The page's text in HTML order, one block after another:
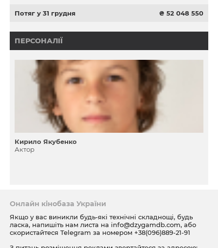
Потяг у 31 грудня ₴ 52 048 550
ПЕРСОНАЛІЇ
Кирило Якубенко
Актор
Онлайн кінобаза України
Якщо у вас виникли будь-які технічні складнощі, будь
ласка, напишіть нам листа на info@dzygamdb.com, або
скористайтеся Telegram за номером +38(096)889-21-91